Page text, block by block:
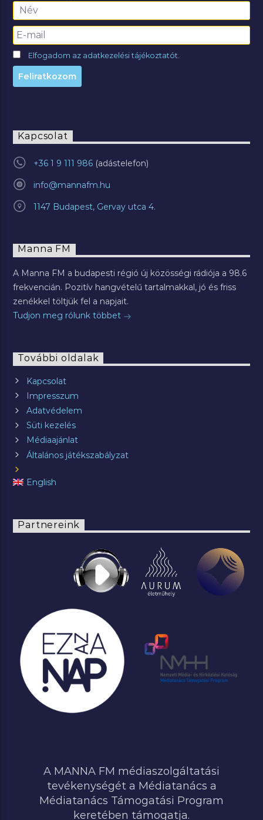
Elfogadom az adatkezelési tájékoztatót.
Kapcsolat
+36 1 9 111 986
info@mannafm.hu
1147 Budapest, Gervay utca 4.
Manna FM
A Manna FM a budapesti régió új közösségi rádiója a 98.6
frekvencián. Pozitív hangvételű tartalmakkal, jó és friss
zenékkel töltjük fel a napjait.
Tudjon meg rólunk többet
További oldalak
Kapcsolat
Impresszum
Adatvédelem
Süti kezelés
Médiaajánlat
Általános játékszabályzat
English
Partnereink
A MANNA FM médiaszolgáltatási
tevékenységét a Médiatanács a
Médiatanács Támogatási Program
keretében támogatja.